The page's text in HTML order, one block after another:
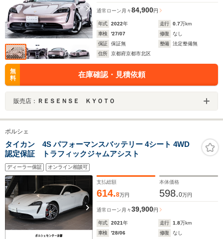
通常ローン 月々84,900円
年式 2022年 走行 0.7万km
車検
'27/07 修復
なし
保証
保証無 整備
法定整備無
住所
京都府京都市北区
無
料
在庫確認・見積依頼
販売店： ＲＥＳＥＮＳＥ ＫＹＯＴＯ
ポルシェ
タイカン 4S パフォーマンスバッテリー 4シート 4WD
認定保証 トラフィックジャムアシスト
ディーラー保証 オンライン相談可
支払総額
614.8万円
本体価格
598.0万円
通常ローン 月々39,900円
年式 2021年 走行 1.8万km
車検
'28/06 修復
なし